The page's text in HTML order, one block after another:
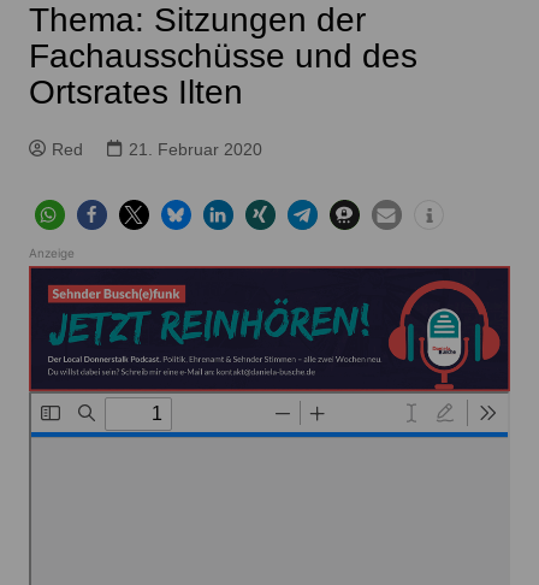
Thema: Sitzungen der
Fachausschüsse und des
Ortsrates Ilten
Red 21. Februar 2020
Anzeige